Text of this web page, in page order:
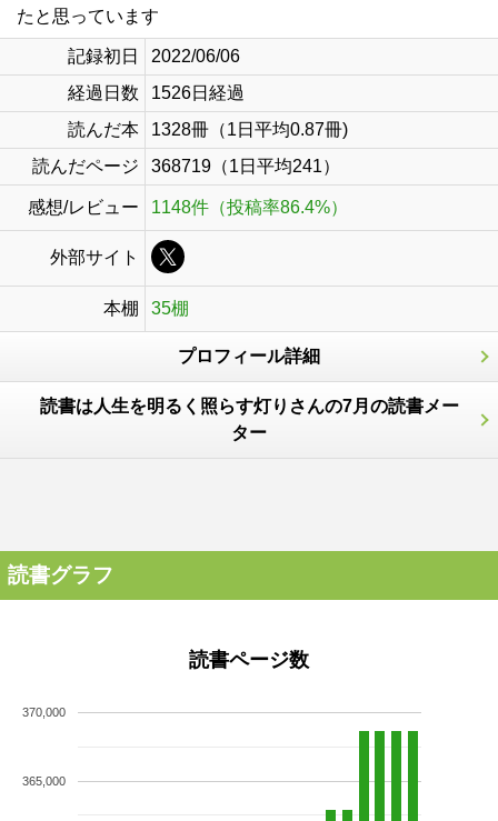
たと思っています
記録初日
2022/06/06
経過日数
1526日経過
読んだ本
1328冊（1日平均0.87冊)
読んだページ
368719（1日平均241）
感想/レビュー 1148件（投稿率86.4%）
外部サイト
本棚 35棚
プロフィール詳細
読書は人生を明るく照らす灯りさんの7月の読書メー
ター
読書グラフ
読書ページ数
365,000
370,000